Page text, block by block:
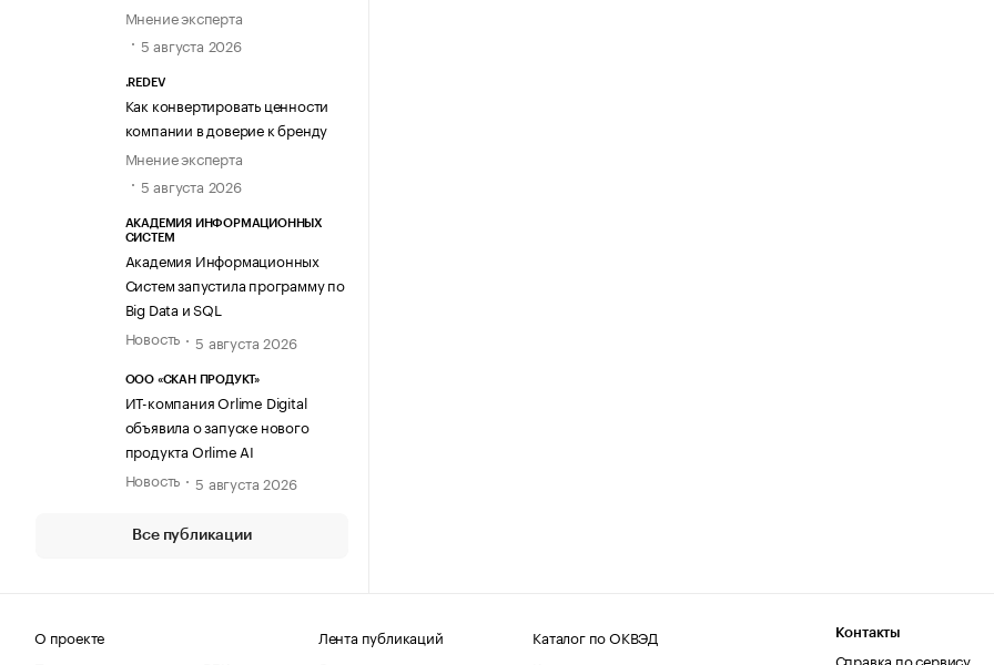
Мнение эксперта
5 августа 2026
.REDEV
Как конвертировать ценности
компании в доверие к бренду
Мнение эксперта
5 августа 2026
АКАДЕМИЯ ИНФОРМАЦИОННЫХ
СИСТЕМ
Академия Информационных
Систем запустила программу по
Big Data и SQL
Новость
5 августа 2026
ООО «СКАН ПРОДУКТ»
ИТ-компания Orlime Digital
объявила о запуске нового
продукта Orlime AI
Новость
5 августа 2026
Все публикации
О проекте
Лента публикаций
Каталог по ОКВЭД
Контакты
Справка по сервису